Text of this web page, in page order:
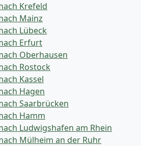
Krefeld
Mainz
Lübeck
Erfurt
Oberhausen
Rostock
Kassel
Hagen
Saarbrücken
Hamm
Ludwigshafen am Rhein
Mülheim an der Ruhr